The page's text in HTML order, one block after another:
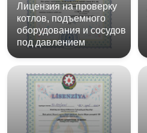
Лицензия на проверку
котлов, подъемного
оборудования и сосудов
под давлением